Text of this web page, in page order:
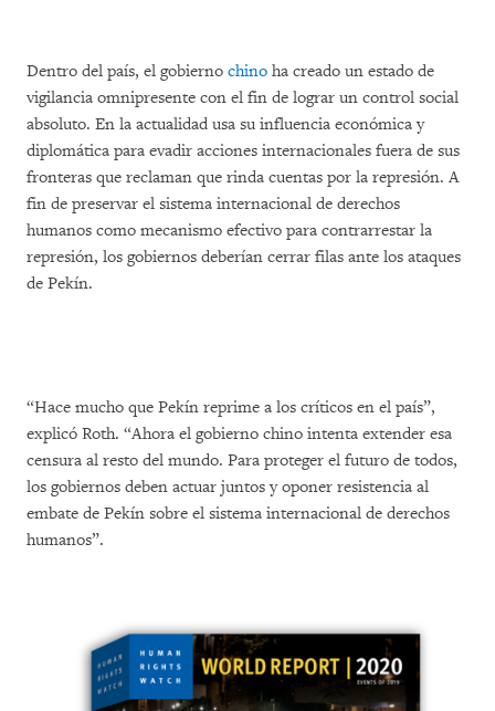
Dentro del país, el gobierno chino ha creado un estado de
vigilancia omnipresente con el fin de lograr un control social
absoluto. En la actualidad usa su influencia económica y
diplomática para evadir acciones internacionales fuera de sus
fronteras que reclaman que rinda cuentas por la represión. A
fin de preservar el sistema internacional de derechos
humanos como mecanismo efectivo para contrarrestar la
represión, los gobiernos deberían cerrar filas ante los ataques
de Pekín.
“Hace mucho que Pekín reprime a los críticos en el país”,
explicó Roth. “Ahora el gobierno chino intenta extender esa
censura al resto del mundo. Para proteger el futuro de todos,
los gobiernos deben actuar juntos y oponer resistencia al
embate de Pekín sobre el sistema internacional de derechos
humanos”.